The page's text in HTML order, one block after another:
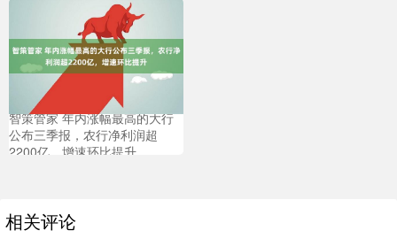
智策管家 年内涨幅最高的大行
公布三季报，农行净利润超
2200亿，增速环比提升
相关评论